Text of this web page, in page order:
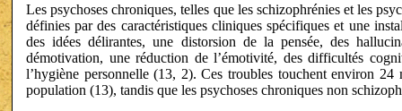
Les psychoses chroniques, telles que les schizophrénies et les
définies par des caractéristiques cliniques spécifiques et une
des idées délirantes, une distorsion de la pensée, des
démotivation, une réduction de l’émotivité, des difficultés
l’hygiène personnelle (13, 2). Ces troubles touchent environ
population (13), tandis que les psychoses chroniques non